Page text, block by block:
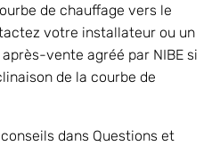
de chauffage vers le
votre installateur ou un
vente agréé par NIBE si
de la courbe de
dans Questions et